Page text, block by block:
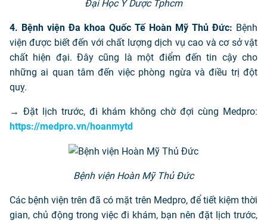
Đại Học Y Dược Tphcm
4. Bệnh viện Đa khoa Quốc Tế Hoàn Mỹ Thủ Đức: Bệnh
viện được biết đến với chất lượng dịch vụ cao và cơ sở vật
chất hiện đại. Đây cũng là một điểm đến tin cậy cho
những ai quan tâm đến việc phòng ngừa và điều trị đột
quỵ.
→ Đặt lịch trước, đi khám không chờ đợi cùng Medpro:
https://medpro.vn/hoanmytd
Bệnh viện Hoàn Mỹ Thủ Đức
Các bệnh viện trên đã có mặt trên Medpro, để tiết kiệm thời
gian, chủ động trong việc đi khám, bạn nên đặt lịch trước,